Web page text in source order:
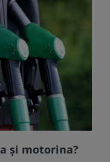
și motorina?